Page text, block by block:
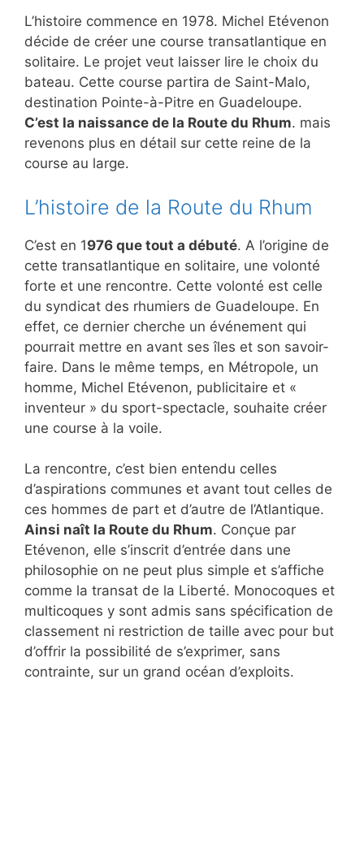
L’histoire commence en 1978. Michel Etévenon
décide de créer une course transatlantique en
solitaire. Le projet veut laisser lire le choix du
bateau. Cette course partira de Saint-Malo,
destination Pointe-à-Pitre en Guadeloupe.
C’est la naissance de la Route du Rhum. mais
revenons plus en détail sur cette reine de la
course au large.
L’histoire de la Route du Rhum
C’est en 1976 que tout a débuté. A l’origine de
cette transatlantique en solitaire, une volonté
forte et une rencontre. Cette volonté est celle
du syndicat des rhumiers de Guadeloupe. En
effet, ce dernier cherche un événement qui
pourrait mettre en avant ses îles et son savoir-
faire. Dans le même temps, en Métropole, un
homme, Michel Etévenon, publicitaire et «
inventeur » du sport-spectacle, souhaite créer
une course à la voile.
La rencontre, c’est bien entendu celles
d’aspirations communes et avant tout celles de
ces hommes de part et d’autre de l’Atlantique.
Ainsi naît la Route du Rhum. Conçue par
Etévenon, elle s’inscrit d’entrée dans une
philosophie on ne peut plus simple et s’affiche
comme la transat de la Liberté. Monocoques et
multicoques y sont admis sans spécification de
classement ni restriction de taille avec pour but
d’offrir la possibilité de s’exprimer, sans
contrainte, sur un grand océan d’exploits.